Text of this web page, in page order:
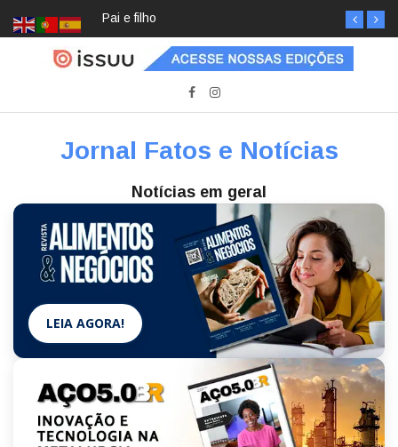
Pai e filho
Jornal Fatos e Notícias
Notícias em geral
LEIA AGORA!